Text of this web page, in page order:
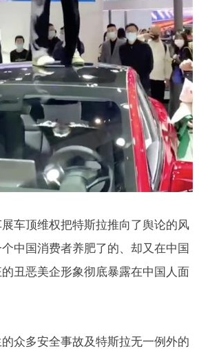
车顶维权把特斯拉推向了舆论的风
中国消费者养肥了的、却又在中国
丑恶美企形象彻底暴露在中国人面
众多安全事故及特斯拉无一例外的